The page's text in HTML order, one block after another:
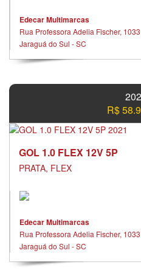
Edecar Multimarcas
Rua Professora Adelia Fischer,
Jaraguá do Sul - SC
R$
GOL 1.0 FLEX 12V 5P
PRATA, FLEX
Edecar Multimarcas
Rua Professora Adelia Fischer,
Jaraguá do Sul - SC